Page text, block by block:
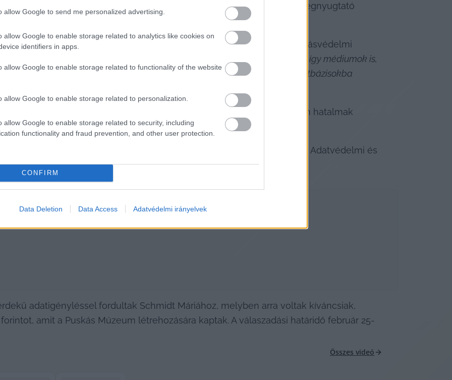
allow Google to send me personalized advertising.
allow Google to enable storage related to analytics like cookies on
identifiers in apps.
allow Google to enable storage related to functionality of the website
allow Google to enable storage related to personalization.
allow Google to enable storage related to security, including
functionality and fraud prevention, and other user protection.
CONFIRM
Data Deletion Data Access Adatvédelmi irányelvek
szolgáltatást, akkor tegye meg a szükséges lépéseket a probléma megnyugtató
Tamás válaszolt is az alapítvány főigazgatójának. Eszerint a Szuverenitásvédelmi
hogy a
„külföldről finanszírozott politikai nyomásgyakorló szervezetek, így médiumok is,
mennyiségű adatot nyernek ki, amelyet ellenőrizhetetlen külföldi adatbázisokba
nem a magyar állampolgárok tájékoztatását, hanem idegen hatalmak
konkrét javaslatokat küldött a hivatal a jogalkotónak”
a Schmidt Mária által felvetett konkrét ügyben jelenleg a Nemzeti Adatvédelmi és
ezért kérdéseket intéztek a Péterfalvi Attila vezette szervezethez.
adatigényléssel fordultak Schmidt Máriához, melyben arra voltak kíváncsiak,
amit a Puskás Múzeum létrehozására kaptak. A válaszadási határidő február 25-
Összes videó